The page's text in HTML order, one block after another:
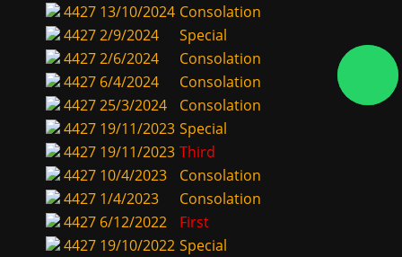
4427 13/10/2024 Consolation
44272/9/2024
Special
44272/6/2024
Consolation
4427 6/4/2024
Consolation
442725/3/2024
Consolation
4427 19/11/2023 Special
4427 19/11/2023 Third
4427 10/4/2023
Consolation
4427 1/4/2023
Consolation
4427 6/12/2022
First
4427 19/10/2022 Special